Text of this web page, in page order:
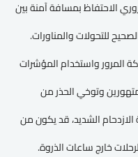
الاحتفاظ بمسافة آمنة بين
للتحولات والمناورات.
المرور واستخدام المؤشرات
وتوخي الحذر من
الازدحام الشديد، قد يكون من
خارج ساعات الذروة.